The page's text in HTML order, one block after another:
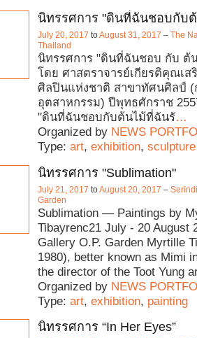
นิทรรศการ "ดินที่ฉันชอบกับ
July 20, 2017 toAugust 31, 2017 – The
Thailand
นิทรรศการ "ดินที่ฉันชอบ กับ ต้
โดย ศาสตราจารย์เกียรติคุณเ
ศิลปินแห่งชาติ สาขาทัศนศิลป์ (
อุตสาหกรรม) ปีพุทธศักราช
"ดินที่ฉันชอบกับต้นไม้ที่ฉันรั…
Organized by NEWS
Type: art, exhibition, sculpture
นิทรรศการ "Sublimation"
July 21, 2017 toAugust 20, 2017 –
Garden
Sublimation — Paintings by
Tibayrenc21 July - 20 August
Gallery O.P. Garden Myrtille
1980), better known as Mimi
the director of the Toot Yung
Organized by NEWS
Type: art, exhibition, painting
นิทรรศการ “In Her Eyes”